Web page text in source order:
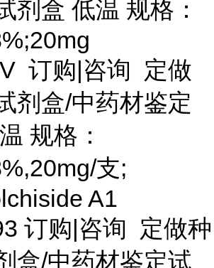
剂盒 低温 规格：
订购|咨询 定做
剂盒/中药材鉴定
规格：
支;
A1
订购|咨询 定做种
盒/中药材鉴定试